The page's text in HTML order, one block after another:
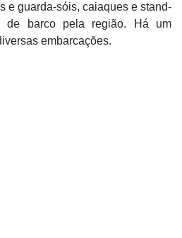
e guarda-sóis, caiaques e stand-
de barco pela região. Há um
embarcações.